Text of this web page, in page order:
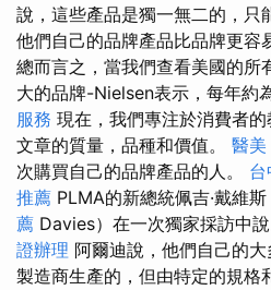
說，這些產品是獨一無二的，只
他們自己的品牌產品比品牌更容
總而言之，當我們查看美國的所
大的品牌-Nielsen表示，每年約
服務 現在，我們專注於消費者
文章的質量，品種和價值。 醫美
次購買自己的品牌產品的人。
推薦 PLMA的新總統佩吉·戴維
薦 Davies）在一次獨家採訪中說
證辦理 阿爾迪說，他們自己的
製造商生產的，但由特定的規格